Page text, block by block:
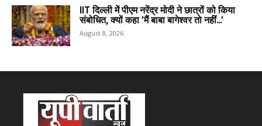
IIT दिल्ली में पीएम नरेंद्र मोदी ने छात्रों को किया
संबोधित, क्यों कहा ’मैं बाबा बागेश्वर तो नहीं…’
August 8, 2026